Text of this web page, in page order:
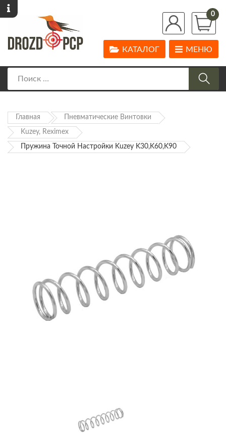
0
МЕНЮ
КАТАЛОГ
Главная Пневматические Винтовки
Kuzey, Reximex
Пружина Точной Настройки Kuzey K30,K60,K90